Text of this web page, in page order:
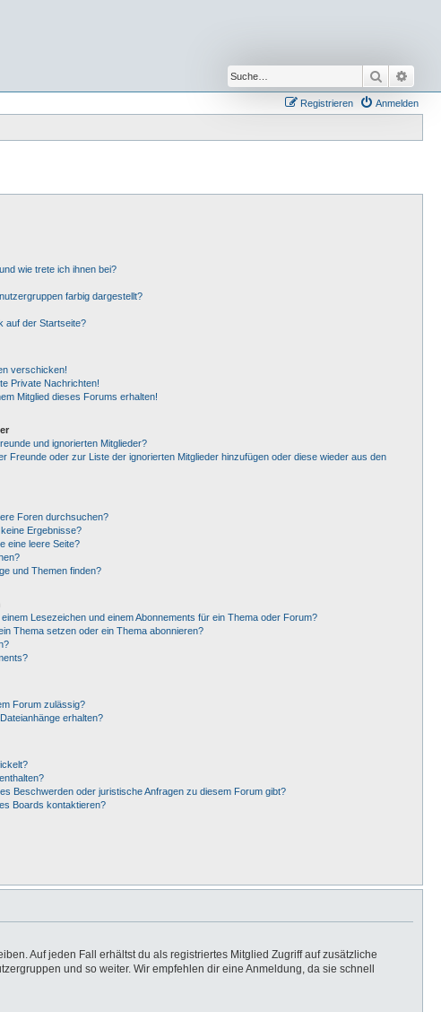
Suche
Anmelden
Registrieren
wie trete ich ihnen bei?
farbig dargestellt?
auf der Startseite?
verschicken!
Private Nachrichten!
Mitglied dieses Forums erhalten!
und ignorierten Mitglieder?
Freunde oder zur Liste der ignorierten Mitglieder hinzufügen oder diese wieder aus den
Foren durchsuchen?
Ergebnisse?
eine leere Seite?
und Themen finden?
Lesezeichen und einem Abonnements für ein Thema oder Forum?
Thema setzen oder ein Thema abonnieren?
Forum zulässig?
erhalten?
Beschwerden oder juristische Anfragen zu diesem Forum gibt?
Boards kontaktieren?
Auf jeden Fall erhältst du als registriertes Mitglied Zugriff auf zusätzliche
und so weiter. Wir empfehlen dir eine Anmeldung, da sie schnell